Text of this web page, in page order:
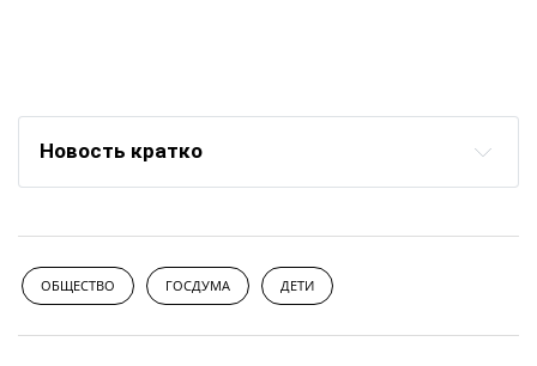
Новость кратко
ОБЩЕСТВО ГОСДУМА ДЕТИ